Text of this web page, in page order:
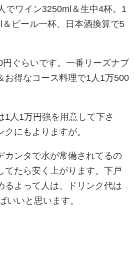
でワイン3250ml＆生中4杯。1
ビール一杯、日本酒換算で5
ぐらいです。一番リーズナブ
お得なコース料理で1人1万500
1人1万円強を用意して下さ
にもよりますが。
カンタで水が常備されてるの
てたら安く上がります。下戸
るよって人は、ドリンク代は
いいと思います。